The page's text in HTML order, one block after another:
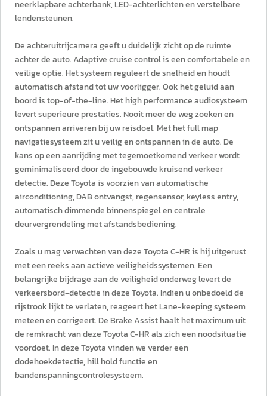
neerklapbare achterbank, LED-achterlichten en verstelbare
lendensteunen.
De achteruitrijcamera geeft u duidelijk zicht op de ruimte
achter de auto. Adaptive cruise control is een comfortabele en
veilige optie. Het systeem reguleert de snelheid en houdt
automatisch afstand tot uw voorligger. Ook het geluid aan
boord is top-of-the-line. Het high performance audiosysteem
levert superieure prestaties. Nooit meer de weg zoeken en
ontspannen arriveren bij uw reisdoel. Met het full map
navigatiesysteem zit u veilig en ontspannen in de auto. De
kans op een aanrijding met tegemoetkomend verkeer wordt
geminimaliseerd door de ingebouwde kruisend verkeer
detectie. Deze Toyota is voorzien van automatische
airconditioning, DAB ontvangst, regensensor, keyless entry,
automatisch dimmende binnenspiegel en centrale
deurvergrendeling met afstandsbediening.
Zoals u mag verwachten van deze Toyota C-HR is hij uitgerust
met een reeks aan actieve veiligheidssystemen. Een
belangrijke bijdrage aan de veiligheid onderweg levert de
verkeersbord-detectie in deze Toyota. Indien u onbedoeld de
rijstrook lijkt te verlaten, reageert het Lane-keeping systeem
meteen en corrigeert. De Brake Assist haalt het maximum uit
de remkracht van deze Toyota C-HR als zich een noodsituatie
voordoet. In deze Toyota vinden we verder een
dodehoekdetectie, hill hold functie en
bandenspanningcontrolesysteem.